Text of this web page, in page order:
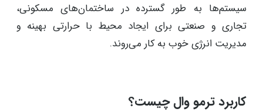
سیستم‌ها به طور گسترده در ساختمان‌های مسکونی،
تجاری و صنعتی برای ایجاد محیط با حرارتی بهینه و
مدیریت انرژی خوب به کار می‌روند.
کاربرد ترمو وال چیست؟